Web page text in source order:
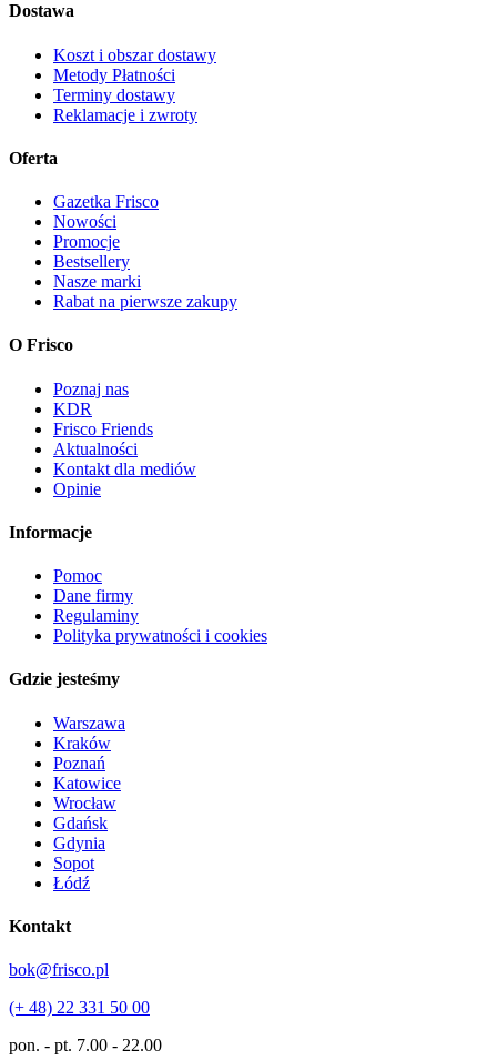
Dostawa
Koszt i obszar dostawy
Metody Płatności
Terminy dostawy
Reklamacje i zwroty
Oferta
Gazetka Frisco
Nowości
Promocje
Bestsellery
Nasze marki
Rabat na pierwsze zakupy
O Frisco
Poznaj nas
KDR
Frisco Friends
Aktualności
Kontakt dla mediów
Opinie
Informacje
Pomoc
Dane firmy
Regulaminy
Polityka prywatności i cookies
Gdzie jesteśmy
Warszawa
Kraków
Poznań
Katowice
Wrocław
Gdańsk
Gdynia
Sopot
Łódź
Kontakt
bok@frisco.pl
(+ 48) 22 331 50 00
pon. - pt. 7.00 - 22.00